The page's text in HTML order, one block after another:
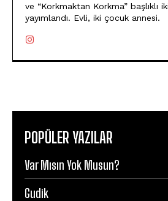
ve “Korkmaktan Korkma” başlıklı
yayımlandı. Evli, iki çocuk annesi.
POPÜLER YAZILAR
Var Mısın Yok Musun?
Gudik